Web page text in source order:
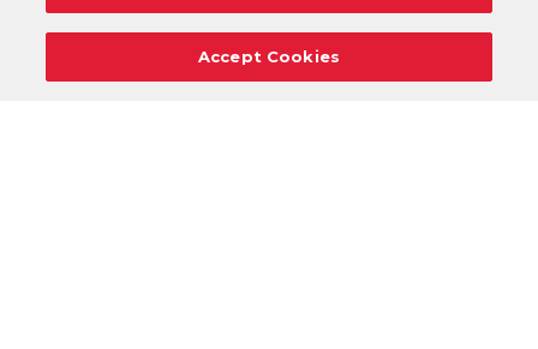
Accept Cookies